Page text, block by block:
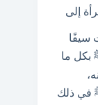
إلى
سيفًا
بكل ما
في ذلك